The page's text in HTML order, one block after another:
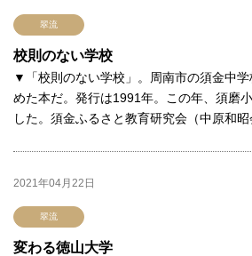
翠流
校則のない学校
▼「校則のない学校」。周南市の須金中学
めた本だ。発行は1991年。この年、須磨
した。須金ふるさと教育研究会（中原和昭
2021年04月22日
翠流
変わる徳山大学